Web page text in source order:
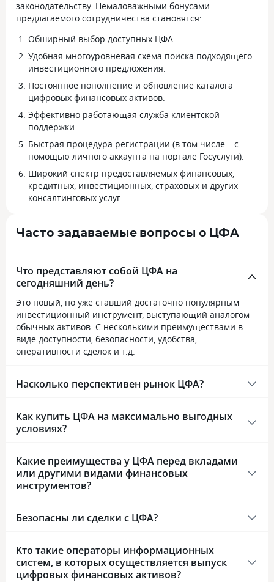
законодательству. Немаловажными бонусами
предлагаемого сотрудничества становятся:
Обширный выбор доступных ЦФА.
Удобная многоуровневая схема поиска подходящего
инвестиционного предложения.
Постоянное пополнение и обновление каталога
цифровых финансовых активов.
Эффективно работающая служба клиентской
поддержки.
Быстрая процедура регистрации (в том числе – с
помощью личного аккаунта на портале Госуслуги).
Широкий спектр предоставляемых финансовых,
кредитных, инвестиционных, страховых и других
консалтинговых услуг.
Часто задаваемые вопросы о ЦФА
Что представляют собой ЦФА на
сегодняшний день?
Это новый, но уже ставший достаточно популярным
инвестиционный инструмент, выступающий аналогом
обычных активов. С несколькими преимуществами в
виде доступности, безопасности, удобства,
оперативности сделок и т.д.
Насколько перспективен рынок ЦФА?
Как купить ЦФА на максимально выгодных
условиях?
Какие преимущества у ЦФА перед вкладами
или другими видами финансовых
инструментов?
Безопасны ли сделки с ЦФА?
Кто такие операторы информационных
систем, в которых осуществляется выпуск
цифровых финансовых активов?